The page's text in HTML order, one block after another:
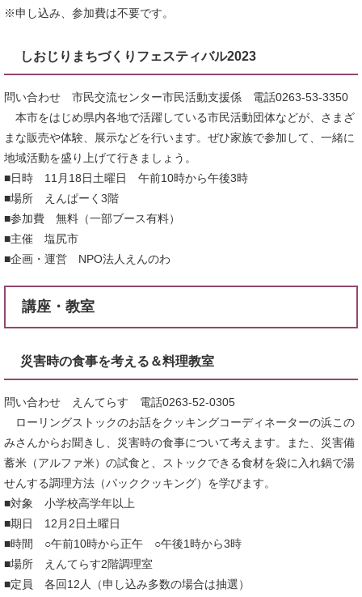
※申し込み、参加費は不要です。
しおじりまちづくりフェスティバル2023
問い合わせ 市民交流センター市民活動支援係 電話0263-53-3350
本市をはじめ県内各地で活躍している市民活動団体などが、さまざ
まな販売や体験、展示などを行います。ぜひ家族で参加して、一緒に
地域活動を盛り上げて行きましょう。
■日時 11月18日土曜日 午前10時から午後3時
■場所 えんぱーく3階
■参加費 無料（一部ブース有料）
■主催 塩尻市
■企画・運営 NPO法人えんのわ
講座・教室
災害時の食事を考える＆料理教室
問い合わせ えんてらす 電話0263-52-0305
ローリングストックのお話をクッキングコーディネーターの浜この
みさんからお聞きし、災害時の食事について考えます。また、災害備
蓄米（アルファ米）の試食と、ストックできる食材を袋に入れ鍋で湯
せんする調理方法（パッククッキング）を学びます。
■対象 小学校高学年以上
■期日 12月2日土曜日
■時間 ○午前10時から正午 ○午後1時から3時
■場所 えんてらす2階調理室
■定員 各回12人（申し込み多数の場合は抽選）